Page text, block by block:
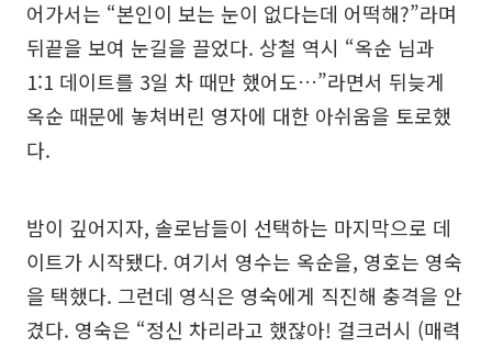
어가서는 “본인이 보는 눈이 없다는데 어떡해?”라며
뒤끝을 보여 눈길을 끌었다. 상철 역시 “옥순 님과
1:1 데이트를 3일 차 때만 했어도…”라면서 뒤늦게
옥순 때문에 놓쳐버린 영자에 대한 아쉬움을 토로했
다.
밤이 깊어지자, 솔로남들이 선택하는 마지막으로 데
이트가 시작됐다. 여기서 영수는 옥순을, 영호는 영숙
을 택했다. 그런데 영식은 영숙에게 직진해 충격을 안
겼다. 영숙은 “정신 차리라고 했잖아! 걸크러시 (매력